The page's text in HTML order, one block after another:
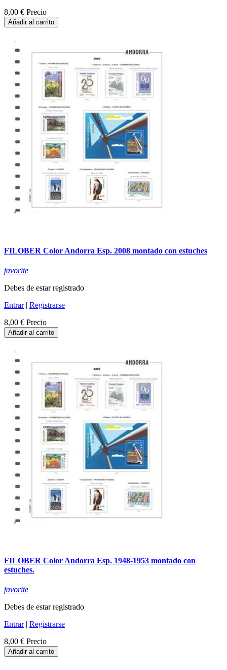
8,00 € Precio
Añadir al carrito
FILOBER Color Andorra Esp. 2008 montado con estuches
favorite
Debes de estar registrado
Entrar| Registrarse
8,00 € Precio
Añadir al carrito
FILOBER Color Andorra Esp. 1948-1953 montado con
estuches.
favorite
Debes de estar registrado
Entrar| Registrarse
8,00 € Precio
Añadir al carrito